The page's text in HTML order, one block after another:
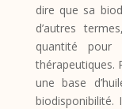
dire que sa
d’autres
quantité pour
thérapeutiques.
une base